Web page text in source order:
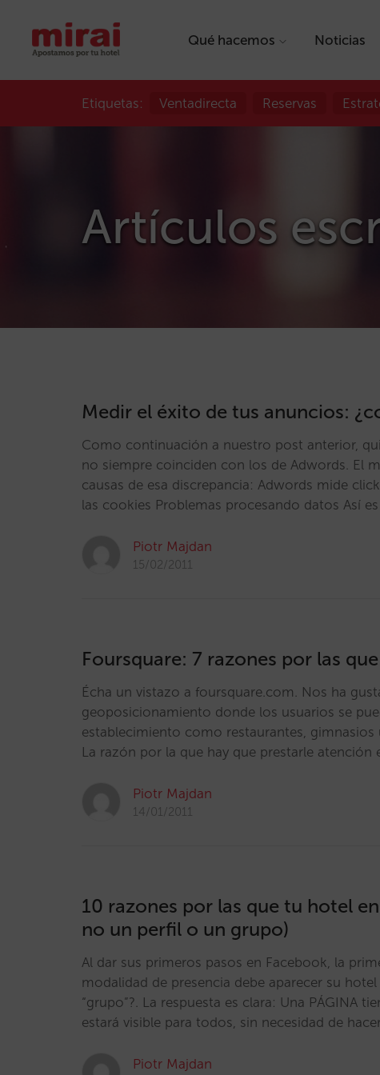
Qué hacemos Noticias
Etiquetas: Ventadirecta Reservas
Artículos
Medir el éxito de tus anuncios:
Como continuación a nuestro post anterior,
no siempre coinciden con los de Adwords. El
causas de esa discrepancia: Adwords mide
las cookies Problemas procesando datos Así
Piotr Majdan
15/02/2011
Foursquare: 7 razones por las
Écha un vistazo a foursquare.com. Nos ha
geoposicionamiento donde los usuarios se
establecimiento como restaurantes,
La razón por la que hay que prestarle atención
Piotr Majdan
14/01/2011
10 razones por las que tu hotel
no un perfil o un grupo)
Al dar sus primeros pasos en Facebook, la
modalidad de presencia debe aparecer su hotel
“grupo”?. La respuesta es clara: Una PÁGINA
estará visible para todos, sin necesidad de
Piotr Majdan